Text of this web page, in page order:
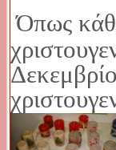
Όπως